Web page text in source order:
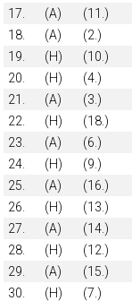
17.
(A) (11.)
18.
(A) (2.)
19.
(H) (10.)
20.
(H) (4.)
21.
(A) (3.)
22.
(H) (18.)
23.
(A) (6.)
24.
(H) (9.)
25.
(A) (16.)
26.
(H) (13.)
27.
(A) (14.)
28.
(H) (12.)
29.
(A) (15.)
30.
(H) (7.)